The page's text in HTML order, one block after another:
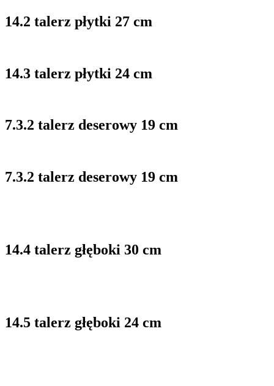
14.2 talerz płytki 27 cm
14.3 talerz płytki 24 cm
7.3.2 talerz deserowy 19 cm
7.3.2 talerz deserowy 19 cm
14.4 talerz głęboki 30 cm
14.5 talerz głęboki 24 cm